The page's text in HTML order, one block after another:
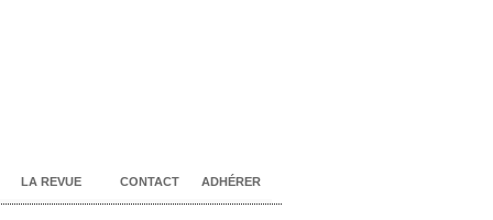
LA REVUE CONTACT ADHÉRER